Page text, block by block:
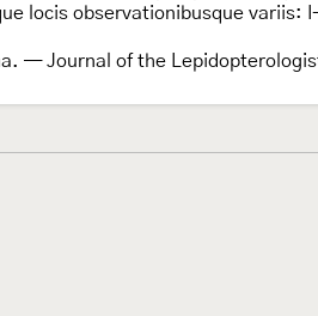
locis observationibusque variis:
— Journal of the